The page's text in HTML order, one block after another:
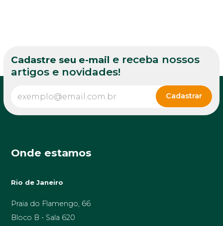
Cadastre seu e-mail e receba nossos
artigos e novidades!
Onde estamos
Rio de Janeiro
Praia do Flamengo, 66
Bloco B - Sala 620